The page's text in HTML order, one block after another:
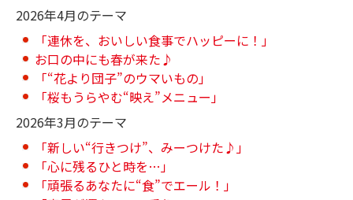
2026年4月のテーマ
「連休を、おいしい食事でハッピーに！」
お口の中にも春が来た♪
「“花より団子”のウマいもの」
「桜もうらやむ“映え”メニュー」
2026年3月のテーマ
「新しい“行きつけ”、みーつけた♪」
「心に残るひと時を…」
「頑張るあなたに“食”でエール！」